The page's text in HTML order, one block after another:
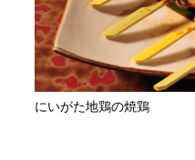
にいがた地鶏の焼鶏